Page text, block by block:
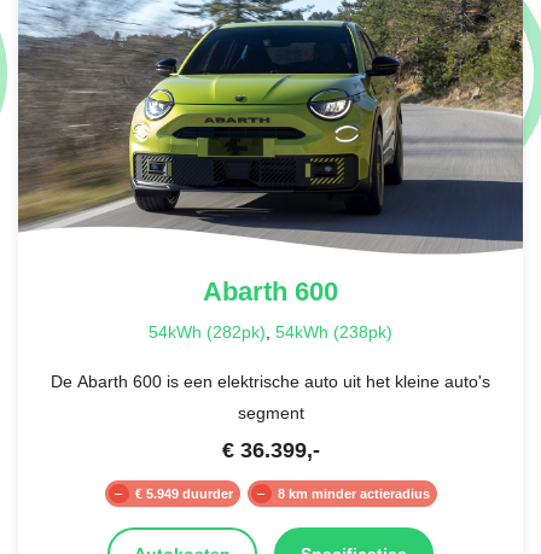
Abarth 600
54kWh (282pk), 54kWh (238pk)
De Abarth 600 is een elektrische auto uit het kleine auto's
segment
€ 36.399,-
€ 5.949 duurder 8 km minder actieradius